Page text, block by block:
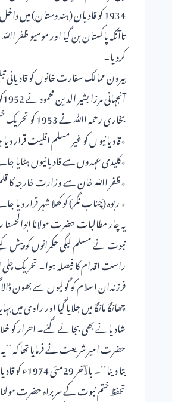
1934 کو قادیان (ہندوستان) میں
تاآنکہ پاکستان بن گیا اور موسیو ظفر
کردیا۔
بیرون ممالک سفارت خانوں کو قادیانی
بخاری رحمہ اﷲ نے 1953 کو تحریک ختم نبوت کا سال قرار دیا۔
٭قادیانیو ں کو غیر مسلم اقلیت قرار
٭کلیدی عہدوں سے قادیانیوں ہٹایا
٭ظفر اﷲ خان سے وزارت خارجہ کا
٭ ربوہ (چناب نگر) کو کھلا شہر قرار دیا
یہ چار مطالبات حضرت مولانا
نبوت نے مسلم لیگی حکمرانوں کو پیش
راست اقدام کا فیصلہ ہوا۔ تحریک چلی
فرزندان اسلام کو گولیوں سے بھون
چھانگا مانگا میں جلایا گیا اور راوی
شادیانے بھی بجائے گئے۔ احرار کو
حضرت امیر شریعت نے فرمایا تھا کہ
بتا
تحفظ ختم نبوت کے سربراہ حضرت